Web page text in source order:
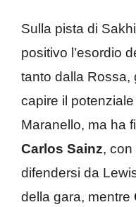
Sulla pista di
positivo l’esordio
tanto dalla Rossa,
capire il
Maranello, ma ha
Carlos Sainz, con
difendersi da
della gara, mentre